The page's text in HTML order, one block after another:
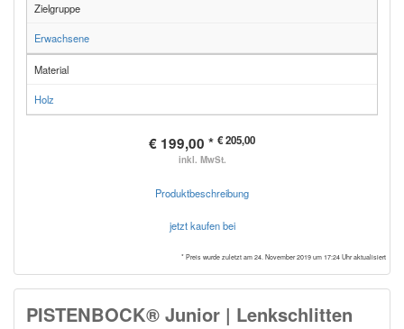
Zielgruppe
Erwachsene
Material
Holz
€ 199,00 * € 205,00
inkl. MwSt.
Produktbeschreibung
jetzt kaufen bei
* Preis wurde zuletzt am 24. November 2019 um 17:24 Uhr aktualisiert
PISTENBOCK® Junior | Lenkschlitten